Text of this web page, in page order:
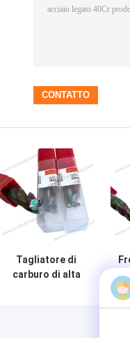
Tagliatore di
carburo di alta